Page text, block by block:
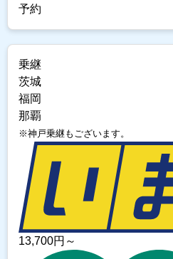
予約
乗継
茨城
福岡
那覇
※神戸乗継もございます。
13,700円～